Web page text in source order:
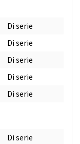
Di serie
Di serie
Di serie
Di serie
Di serie
Di serie